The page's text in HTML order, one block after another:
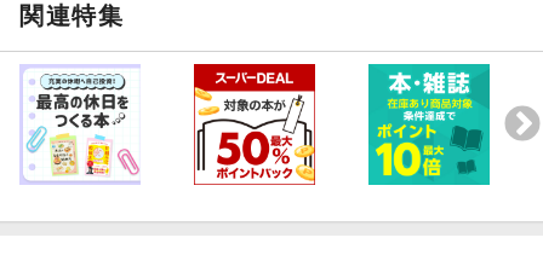
関連特集